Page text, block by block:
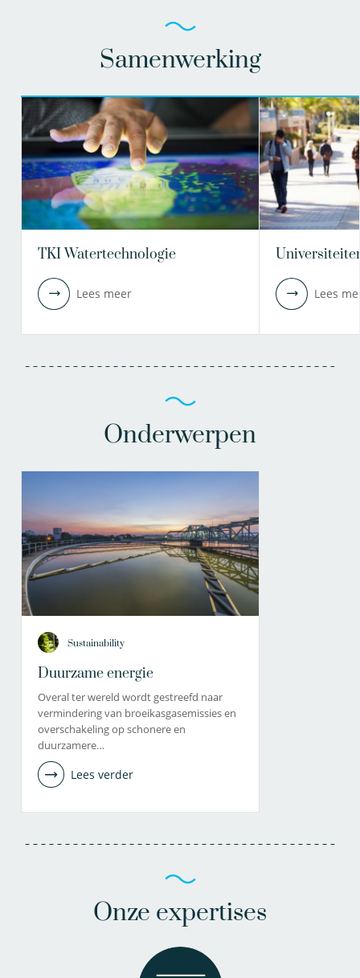
Samenwerking
TKI Watertechnologie
Lees meer Lees
Onderwerpen
Sustainability
Duurzame energie
Overal ter wereld wordt gestreefd naar
vermindering van broeikasgasemissies en
overschakeling op schonere en
duurzamere…
Lees verder
Onze expertises